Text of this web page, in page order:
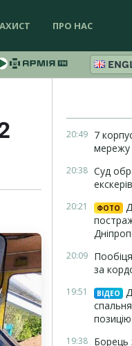
ПРО НАС
20:49 7
мережу
20:38 Суд
20:21 ФОТО
20:09
за
19:51 ВІДЕО
19:38 Борець